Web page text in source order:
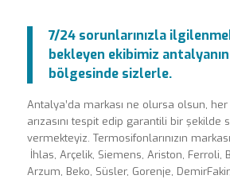
7/24 sorunlarınızla
bekleyen ekibimiz
bölgesinde sizlerle.
Antalya’da markası ne olursa olsun,
arızasını tespit edip garantili bir şekilde
vermekteyiz. Termosifonlarınızın
İhlas, Arçelik, Siemens, Ariston, Ferroli,
Arzum, Beko, Süsler, Gorenje,